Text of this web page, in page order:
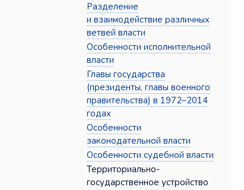
Разделение
и взаимодействие различных
ветвей власти
Особенности исполнительной
власти
Главы государства
(президенты, главы военного
правительства) в 1972–2014
годах
Особенности
законодательной власти
Особенности судебной власти
Территориально-
государственное устройство